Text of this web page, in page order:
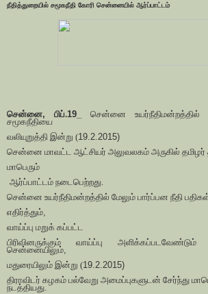
நீதித்துறையில் சமூகநீதி கோரி சென்னையில் ஆர்ப்பாட்டம்
சென்னை,பிப்.19_ சென்னை உயர்நீதிமன்றத்தில்
சமூகநீதியை
வலியுறுத்தி இன்று (19.2.2015)
சென்னை மாவட்ட ஆட்சியர் அலுவலகம் அருகில்
மாபெரும்
ஆர்ப்பாட்டம் நடைபெற்றது.
சென்னை உயர்நீதிமன்றத்தில் மேலும் பார்ப்பன நீதி
எதிர்த்தும்,
வாய்ப்பு மறுக் கப்பட்ட
பிரிவினருக்கும் வாய்ப்பு
சென்னையிலும்,
மதுரையிலும் இன்று (19.2.2015)
திராவிடர் கழகம் பல்வேறு அமைப்புகளுடன் சேர்ந்து
நடத்தியது.